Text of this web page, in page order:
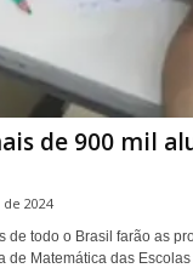
de 900 mil
2024
de todo o Brasil farão as
Matemática das Escolas